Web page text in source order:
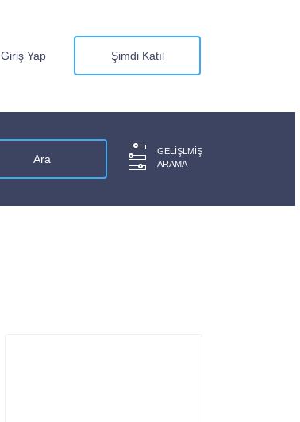
Giriş Yap Şimdi Katıl
GELIŞLMIŞ
ARAMA